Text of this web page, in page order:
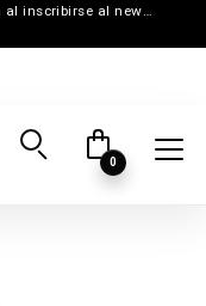
15% de descuento en la primera compra al inscribirse al newsletter
0